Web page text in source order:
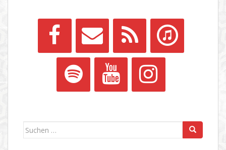
Suchen